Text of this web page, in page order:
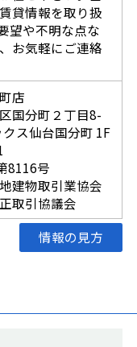
貸情報を取り扱
望や不明な点な
お気軽にご連絡
店
国分町２丁目8-
ス仙台国分町 1F
8116号
建物取引業協会
取引協議会
情報の見方